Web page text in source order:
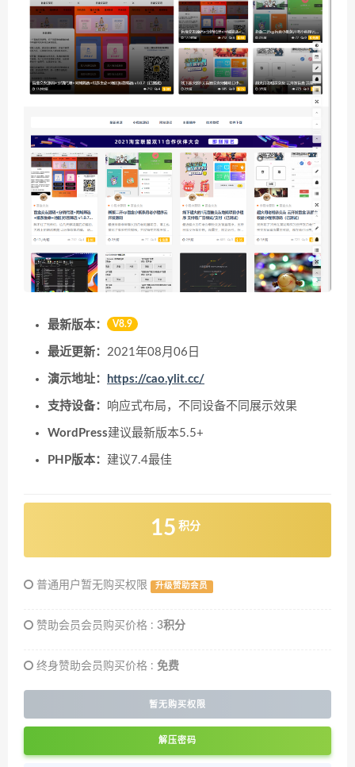
最新版本： V8.9
最近更新： 2021年08月06日
演示地址： https://cao.ylit.cc/
支持设备： 响应式布局，不同设备不同展示效果
WordPress建议最新版本5.5+
PHP版本： 建议7.4最佳
15 积分
普通用户暂无购买权限 升级赞助会员
赞助会员会员购买价格 : 3积分
终身赞助会员购买价格 : 免费
暂无购买权限
解压密码